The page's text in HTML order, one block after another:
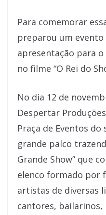
Para comemorar
preparou um evento
apresentação para
no filme “O Rei do
No dia 12 de
Despertar
Praça de Eventos
grande palco
Grande Show” que
elenco formado por
artistas de diversas
cantores, bailarinos,